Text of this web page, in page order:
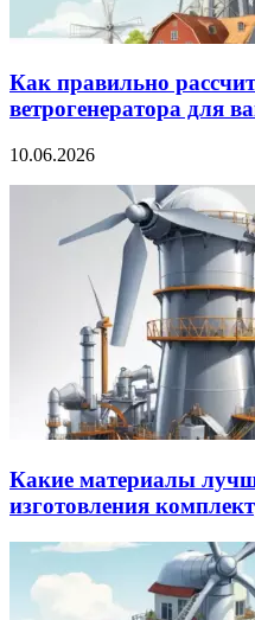
Как правильно
ветрогенератора для
10.06.2026
Какие материалы
изготовления